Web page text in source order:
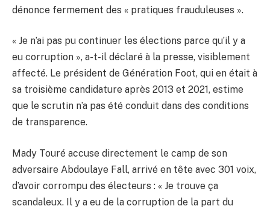
dénonce fermement des « pratiques frauduleuses ».
« Je n’ai pas pu continuer les élections parce qu’il y a
eu corruption », a-t-il déclaré à la presse, visiblement
affecté. Le président de Génération Foot, qui en était à
sa troisième candidature après 2013 et 2021, estime
que le scrutin n’a pas été conduit dans des conditions
de transparence.
Mady Touré accuse directement le camp de son
adversaire Abdoulaye Fall, arrivé en tête avec 301 voix,
d’avoir corrompu des électeurs : « Je trouve ça
scandaleux. Il y a eu de la corruption de la part du